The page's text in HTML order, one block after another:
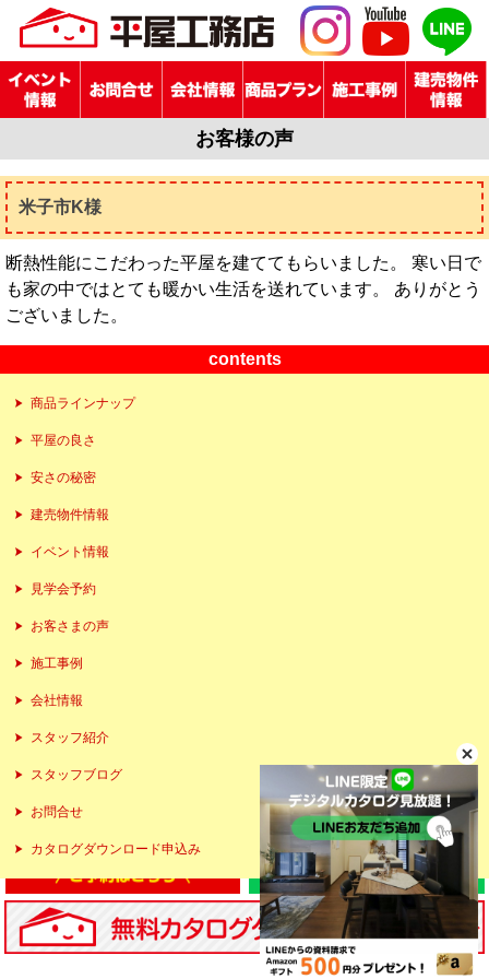
お客様の声
米子市K様
断熱性能にこだわった平屋を建ててもらいました。 寒い日で
も家の中ではとても暖かい生活を送れています。 ありがとう
ございました。
contents
商品ラインナップ
平屋の良さ
安さの秘密
建売物件情報
イベント情報
見学会予約
お客さまの声
施工事例
会社情報
スタッフ紹介
スタッフブログ
お問合せ
カタログダウンロード申込み